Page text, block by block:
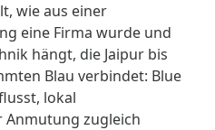
wie aus einer
eine Firma wurde und
hängt, die ­Jaipur bis
Blau verbindet: Blue
lokal
zugleich